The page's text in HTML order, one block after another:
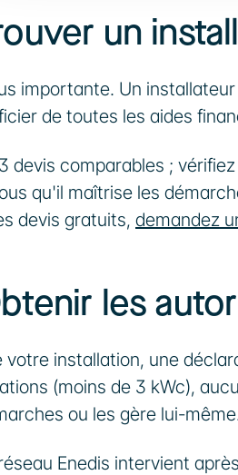
un
importante. Un installateur
de toutes les aides
devis comparables ;
qu'il maîtrise les
devis gratuits, demandez
les
votre installation, une
(moins de 3 kWc),
ou les gère lui-
Enedis intervient